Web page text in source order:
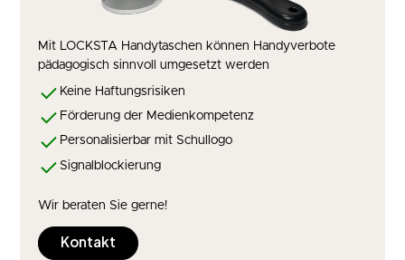
Mit LOCKSTA Handytaschen können Handyverbote
pädagogisch sinnvoll umgesetzt werden
Keine Haftungsrisiken
Förderung der Medienkompetenz
Personalisierbar mit Schullogo
Signalblockierung
Wir beraten Sie gerne!
Kontakt